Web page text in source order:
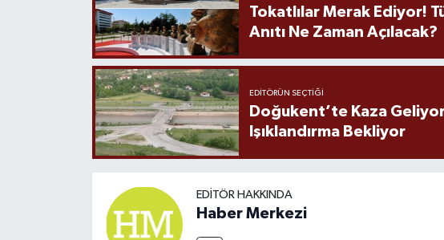
Tokatlılar Merak Ediyor!
Anıtı Ne Zaman Açılacak?
EDITÖRÜN SEÇTIĞI
Doğukent’te Kaza
Işıklandırma Bekliyor
EDITÖR HAKKINDA
Haber Merkezi